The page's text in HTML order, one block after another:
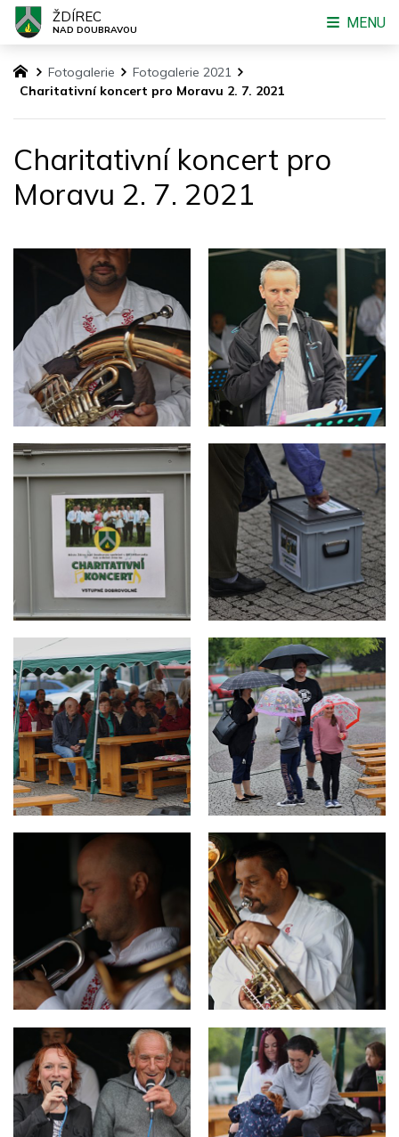
Fotogalerie
Fotogalerie 2021
Charitativní koncert pro Moravu 2. 7. 2021
Charitativní koncert pro
Moravu 2. 7. 2021
ŽDÍREC
NAD DOUBRAVOU MENU